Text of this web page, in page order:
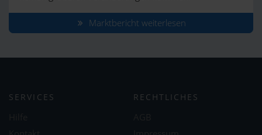
Marktbericht weiterlesen
SERVICES RECHTLICHES